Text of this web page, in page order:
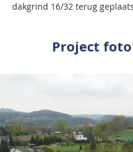
dakgrind 16/32 terug
Project